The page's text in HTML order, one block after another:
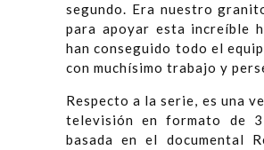
segundo. Era nuestro
para apoyar esta increíble
han conseguido todo el
con muchísimo trabajo y
Respecto a la serie, es una
televisión en formato de
basada en el documental